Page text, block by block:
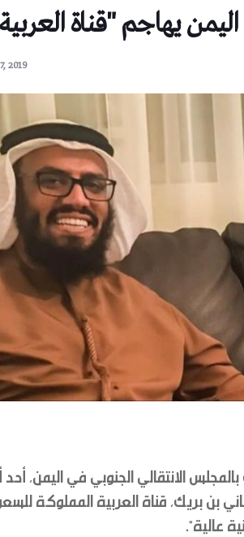
يهاجم "قناة
2019
الانتقالي الجنوبي في اليمن، أحد
بن بريك، قناة العربية المملوكة
عالية".